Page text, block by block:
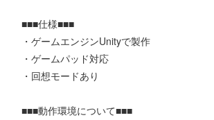
■■■仕様■■■
・ゲームエンジンUnityで製作
・ゲームパッド対応
・回想モードあり
■■■動作環境について■■■